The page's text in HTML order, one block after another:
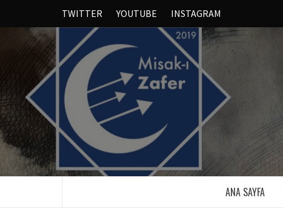
TWITTER YOUTUBE INSTAGRAM
ANA SAYFA